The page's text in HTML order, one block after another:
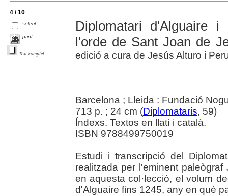
4 / 10
select
print
Text complet
Diplomatari d'Alguaire
l'orde de Sant Joan de
edició a cura de Jesús Alturo i
Barcelona ; Lleida : Fundació
713 p. ; 24 cm (Diplomataris, 59)
Índexs. Textos en llatí i català.
ISBN 9788499750019
Estudi i transcripció del
realitzada per l'eminent
en aquesta col·lecció, el volum
d'Alguaire fins 1245, any en què